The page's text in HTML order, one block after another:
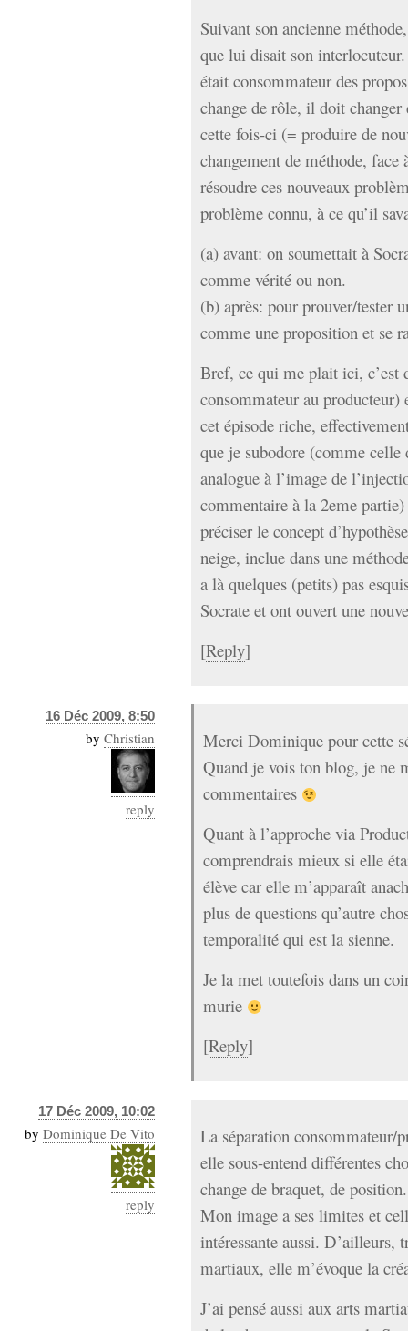
Suivant son ancienne
que lui disait son
était consommateur des
change de rôle, il doit
cette fois-ci (= produire de
changement de méthode, face
résoudre ces nouveaux
problème connu, à ce qu’il
(a) avant: on soumettait à
comme vérité ou non.
(b) après: pour prouver/tester
comme une proposition et se
Bref, ce qui me plait ici, c’est
consommateur au producteur)
cet épisode riche,
que je subodore (comme celle
analogue à l’image de
commentaire à la 2eme
préciser le concept
neige, inclue dans une
a là quelques (petits) pas
Socrate et ont ouvert une
[Reply]
16 Déc 2009, 8:50
by Christian
reply
Merci Dominique pour cette
Quand je vois ton blog, je ne
commentaires
Quant à l’approche via
comprendrais mieux si elle
élève car elle m’apparaît
plus de questions qu’autre
temporalité qui est la sienne.
Je la met toutefois dans un
murie
[Reply]
17 Déc 2009, 10:02
by Dominique De Vito
reply
La séparation consommateur/
elle sous-entend différentes
change de braquet, de position.
Mon image a ses limites et
intéressante aussi. D’ailleurs,
martiaux, elle m’évoque la
J’ai pensé aussi aux arts